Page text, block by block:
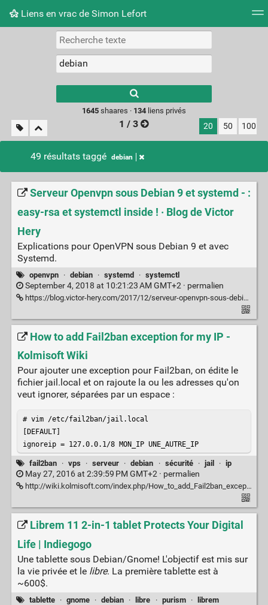
Liens en vrac de Simon Lefort
Nuage de tags Mur d'images
results.
1645shaares · 134liens privés
1 / 3 20 50 100
49 résultats taggé debian
Serveur Openvpn sous Debian 9 et systemd - :
easy-rsa et systemctl inside ! · Blog de Victor
Hery
Explications pour OpenVPN sous Debian 9 et avec
Systemd.
openvpn · debian · systemd · systemctl
September 4, 2018 at 10:21:23 AM GMT+2 · permalien
https://blog.victor-hery.com/2017/12/serveur-openvpn-sous-debian-9-et-systemd.html
How to add Fail2ban exception for my IP -
Kolmisoft Wiki
Pour ajouter une exception pour Fail2ban, on édite le
fichier jail.local et on rajoute la ou les adresses qu'on
veut ignorer, séparées par un espace :
# vim /etc/fail2ban/jail.local
[DEFAULT]
ignoreip = 127.0.0.1/8 MON_IP UNE_AUTRE_IP
fail2ban · vps · serveur · debian · sécurité · jail · ip
May 27, 2016 at 2:39:59 PM GMT+2 · permalien
http://wiki.kolmisoft.com/index.php/How_to_add_Fail2ban_exception_for_my_IP
Librem 11 2-in-1 tablet Protects Your Digital
Life | Indiegogo
Une tablette sous Debian/Gnome! L'objectif est mis sur
la vie privée et le libre. La première tablette est à
~600$.
tablette · gnome · debian · libre · purism · librem